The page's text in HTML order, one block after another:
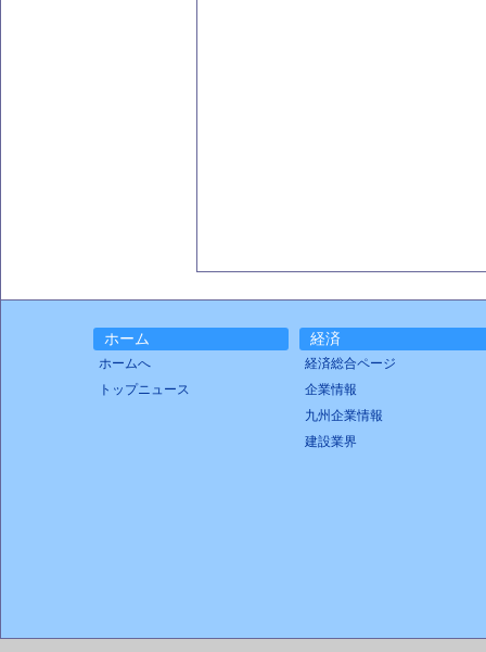
ホーム
ホームへ
トップニュース
経済
経済総合ページ
企業情報
九州企業情報
建設業界